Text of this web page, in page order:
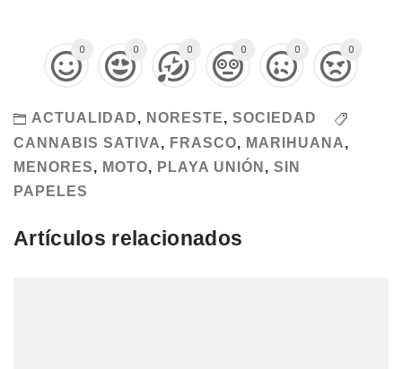
0 0 0 0 0 0
ACTUALIDAD, NORESTE, SOCIEDAD
CANNABIS SATIVA, FRASCO, MARIHUANA,
MENORES, MOTO, PLAYA UNIÓN , SIN
PAPELES
Artículos relacionados